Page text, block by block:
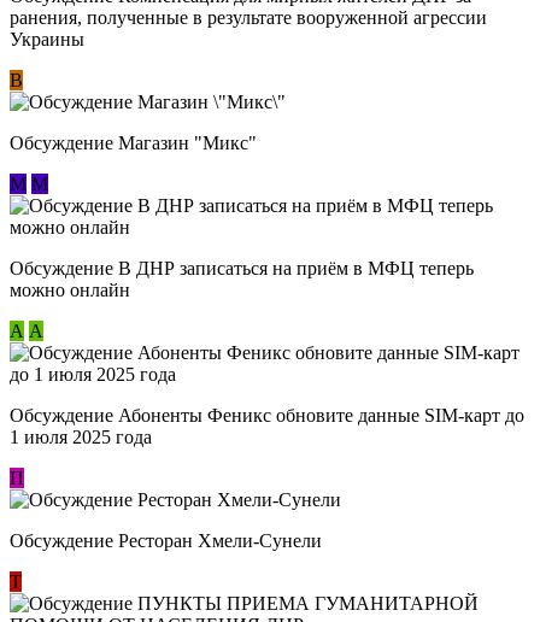
ранения, полученные в результате вооруженной агрессии
Украины
В
Обсуждение Магазин "Микс"
М М
Обсуждение В ДНР записаться на приём в МФЦ теперь
можно онлайн
А А
Обсуждение Абоненты Феникс обновите данные SIM-карт до
1 июля 2025 года
П
Обсуждение Ресторан Хмели-Сунели
Т